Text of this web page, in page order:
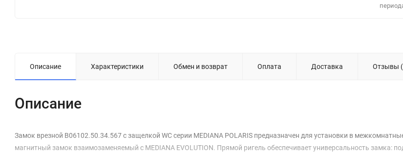
Описание Характеристики Обмен и возврат Оплата Доставка Отзывы
Описание
Замок врезной B06102.50.34.567 с защелкой WC серии MEDIANA POLARIS предназначен для установки в
магнитный замок взаимозаменяемый с MEDIANA EVOLUTION. Прямой ригель обеспечивает универсальность замка: